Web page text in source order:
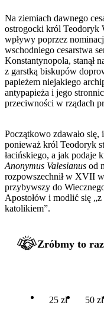
Na ziemiach dawnego
ostrogocki król Teodoryk
wpływy poprzez
wschodniego cesarstwa
Konstantynopola, stanął
z garstką biskupów
papieżem niejakiego
antypapieża i jego
przeciwności w rządach
Początkowo zdawało się,
ponieważ król Teodoryk
łacińskiego, a jak podaje
Anonymus Valesianus od
rozpowszechnił w XVII
przybywszy do
Apostołów i modlić się
katolikiem”.
Zróbmy to
25 zł 50 zł